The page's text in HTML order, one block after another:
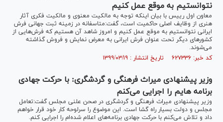
نتوانستیم به موقع عمل کنیم
معاون اول رییس با بیان اینکه توجه به مالکیت معنوی و مالکیت فکری آثار
هنری از وظایف اصلی حاکمیت است، گفت:متاسفانه در زمینه ثبت جهانی فرش
ایرانی نتوانستیم به موقع عمل کنیم و امروز شاهد آن هستیم که فرش‌هایی از
کشور‌های دیگر تحت عنوان فرش ایرانی به معرض نمایش و فروش گذاشته
می‌شوند.
کد خبر: ۶۲۷۳۳۶ تاریخ انتشار : ۱۳۹۹/۰۳/۱۹
وزیر پیشنهادی میراث فرهنگی و گردشگری: با حرکت جهادی
برنامه هایم را اجرایی می‌کنم
وزیر پیشنهادی میراث فرهنگی و گردشگری در صحن علنی مجلس گفت:تعامل
مجلس و دولت بسیار راه گشا است. این موضوع را سرلوحه کار خود قرار خواهم
داد و تلاش می‌کنم با حرکت جهادی برنامه‌های اعلام شده‌ام را اجرایی کنم.